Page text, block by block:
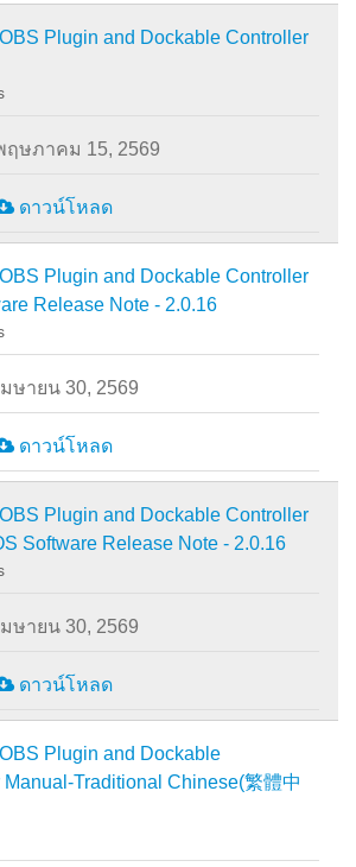
OBS Plugin and Dockable Controller
ฤษภาคม 15, 2569
ดาวน์โหลด
OBS Plugin and Dockable Controller
Release Note - 2.0.16
มษายน 30, 2569
ดาวน์โหลด
OBS Plugin and Dockable Controller
Software Release Note - 2.0.16
มษายน 30, 2569
ดาวน์โหลด
OBS Plugin and Dockable
Traditional Chinese(繁體中